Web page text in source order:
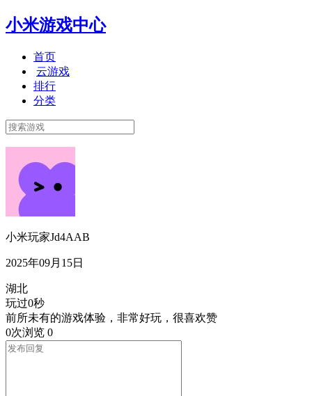
小米游戏中心
首页
云游戏
排行
分类
小米玩家Jd4AAB
2025年09月15日
湖北
玩过0秒
前所未有的游戏体验，非常好玩，很喜欢赞
0次浏览 0